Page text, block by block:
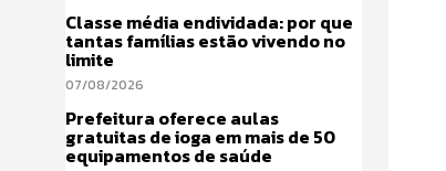
Classe média endividada: por que
tantas famílias estão vivendo no
limite
07/08/2026
Prefeitura oferece aulas
gratuitas de ioga em mais de 50
equipamentos de saúde